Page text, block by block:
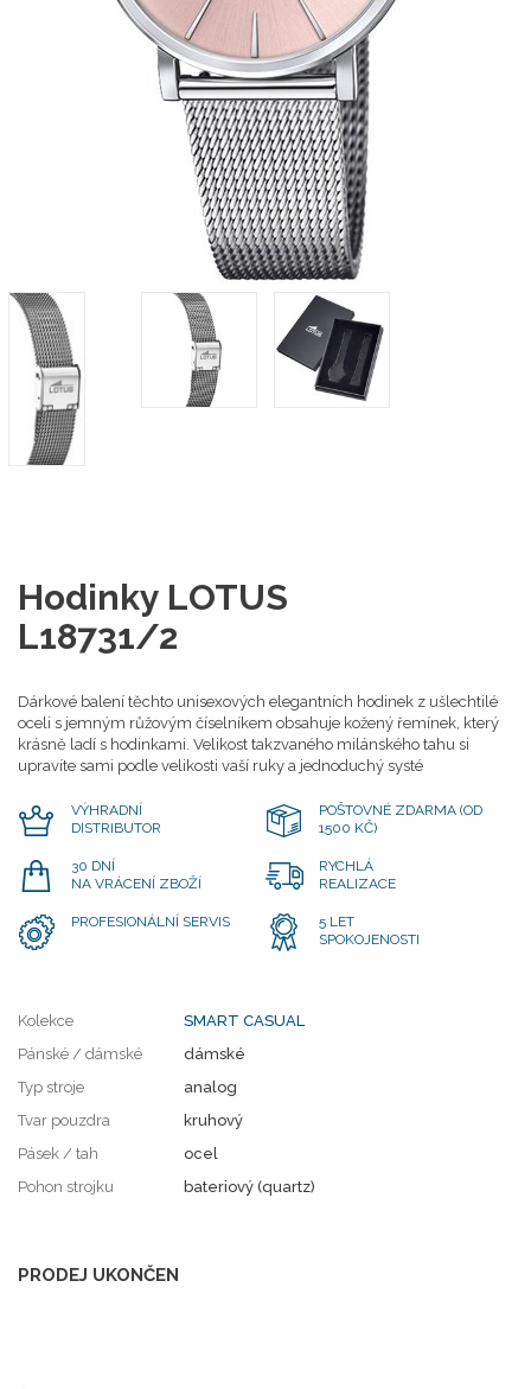
Hodinky LOTUS
L18731/2
Dárkové balení těchto unisexových elegantních hodinek z ušlechtilé
oceli s jemným růžovým číselníkem obsahuje kožený řemínek, který
krásně ladí s hodinkami. Velikost takzvaného milánského tahu si
upravíte sami podle velikosti vaší ruky a jednoduchý systé
VÝHRADNÍ
DISTRIBUTOR
POŠTOVNÉ ZDARMA (OD
1500 KČ)
30 DNÍ
NA VRÁCENÍ ZBOŽÍ
RYCHLÁ
REALIZACE
PROFESIONÁLNÍ SERVIS
5 LET
SPOKOJENOSTI
Kolekce
SMART CASUAL
Pánské / dámské
dámské
Typ stroje
analog
Tvar pouzdra
kruhový
Pásek / tah
ocel
Pohon strojku
bateriový (quartz)
PRODEJ UKONČEN